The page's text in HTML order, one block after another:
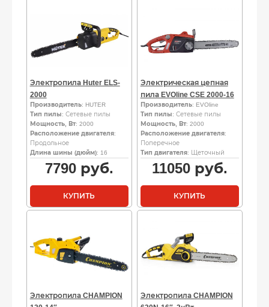
Электропила Huter ELS-
2000
Производитель: HUTER
Тип пилы: Сетевые пилы
Мощность, Вт: 2000
Расположение двигателя:
Продольное
Длина шины (дюйм): 16
7790руб.
КУПИТЬ
Электрическая цепная
пила EVOline CSE 2000-16
Производитель: EVOline
Тип пилы: Сетевые пилы
Мощность, Вт: 2000
Расположение двигателя:
Поперечное
Тип двигателя: Щеточный
11050руб.
КУПИТЬ
Электропила CHAMPION
Электропила CHAMPION